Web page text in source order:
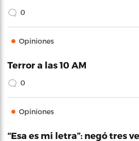
0
Opiniones
Terror a las 10 AM
0
Opiniones
“Esa es mi letra”: negó tres